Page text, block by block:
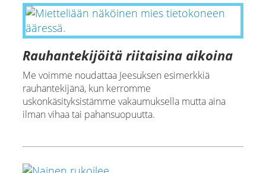
Rauhantekijöitä riitaisina aikoina
Me voimme noudattaa Jeesuksen esimerkkiä
rauhantekijänä, kun kerromme
uskonkäsityksistämme vakaumuksella mutta aina
ilman vihaa tai pahansuopuutta.